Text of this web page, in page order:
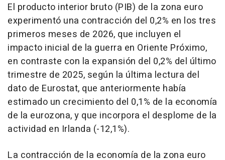
El producto interior bruto (PIB) de la zona euro
experimentó una contracción del 0,2% en los tres
primeros meses de 2026, que incluyen el
impacto inicial de la guerra en Oriente Próximo,
en contraste con la expansión del 0,2% del último
trimestre de 2025, según la última lectura del
dato de Eurostat, que anteriormente había
estimado un crecimiento del 0,1% de la economía
de la eurozona, y que incorpora el desplome de la
actividad en Irlanda (-12,1%).
La contracción de la economía de la zona euro